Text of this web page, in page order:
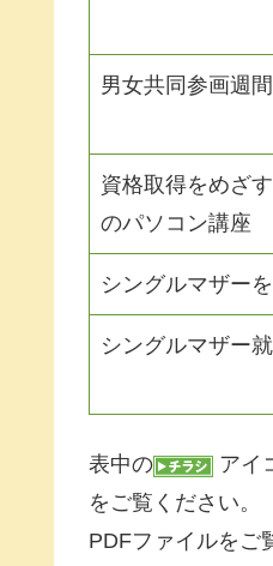
男女共同参画週
資格取得をめざ
のパソコン講座
シングルマザー
シングルマザー
表中の
アイ
をご覧ください。
PDFファイルをご